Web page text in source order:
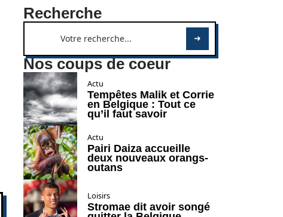
Recherche
Nos coups de coeur
Actu
Tempêtes Malik et Corrie
en Belgique : Tout ce
qu’il faut savoir
Actu
Pairi Daiza accueille
deux nouveaux orangs-
outans
Loisirs
Stromae dit avoir songé